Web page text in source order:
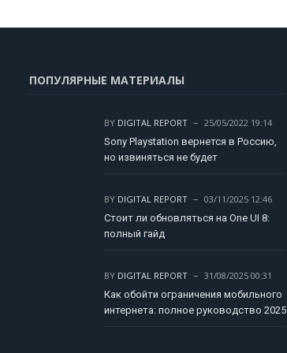
ПОПУЛЯРНЫЕ МАТЕРИАЛЫ
BY DIGITAL REPORT
25/05/2022 19:14
Sony Playstation вернется в Россию,
но извиняться не будет
BY DIGITAL REPORT
03/11/2025 12:46
Стоит ли обновляться на One UI 8:
полный гайд
BY DIGITAL REPORT
31/08/2025 00:31
Как обойти ограничения мобильного
интернета: полное руководство 2025